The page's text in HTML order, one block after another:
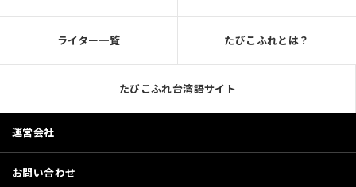
ライター一覧 たびこふれとは？
たびこふれ台湾語サイト
運営会社
お問い合わせ